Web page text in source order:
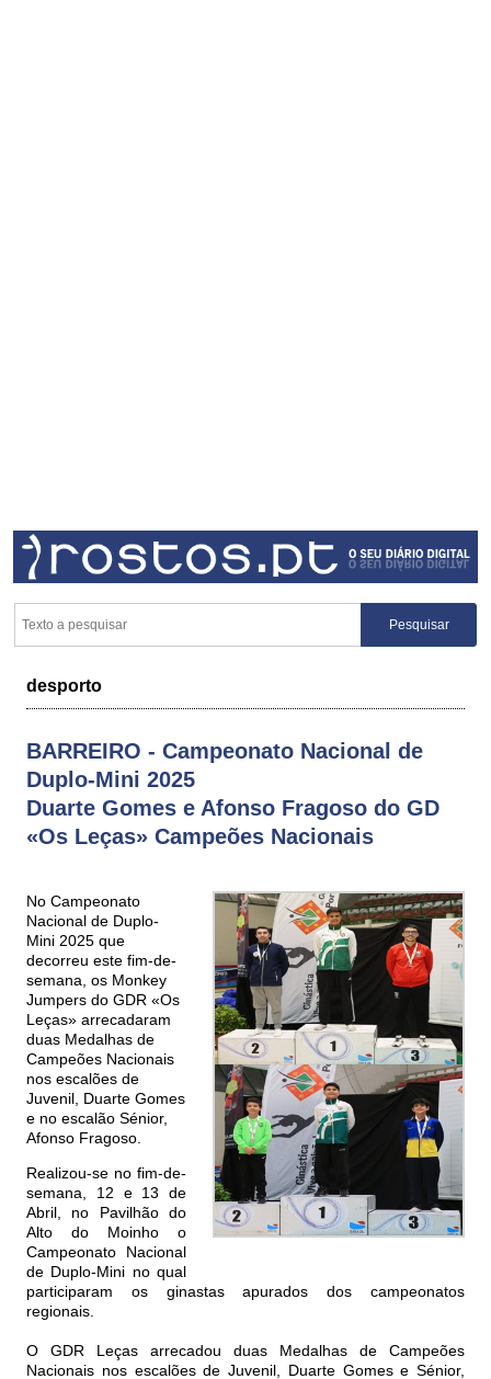
desporto
BARREIRO - Campeonato Nacional de
Duplo-Mini 2025
Duarte Gomes e Afonso Fragoso do GD
«Os Leças» Campeões Nacionais
No Campeonato
Nacional de Duplo-
Mini 2025 que
decorreu este fim-de-
semana, os Monkey
Jumpers do GDR «Os
Leças» arrecadaram
duas Medalhas de
Campeões Nacionais
nos escalões de
Juvenil, Duarte Gomes
e no escalão Sénior,
Afonso Fragoso.
Realizou-se no fim-de-
semana, 12 e 13 de
Abril, no Pavilhão do
Alto do Moinho o
Campeonato Nacional
de Duplo-Mini no qual
participaram os ginastas apurados dos campeonatos
regionais.
O GDR Leças arrecadou duas Medalhas de Campeões
Nacionais nos escalões de Juvenil, Duarte Gomes e Sénior,